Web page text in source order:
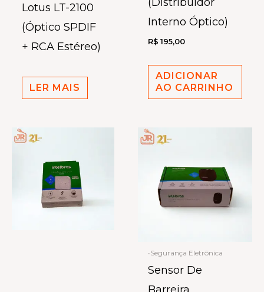
Lotus LT-2100
(Óptico SPDIF
+ RCA Estéreo)
LER MAIS
Interno Óptico)
R$ 195,00
ADICIONAR
AO CARRINHO
•Segurança Eletrônica
Sensor De